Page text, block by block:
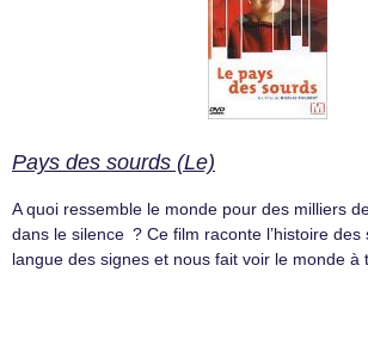
Pays des sourds (Le)
A quoi ressemble le monde pour des milliers
dans le silence ? Ce film raconte l’histoire des
langue des signes et nous fait voir le monde à